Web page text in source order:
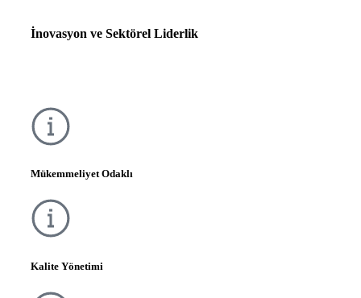
İnovasyon ve Sektörel Liderlik
Mükemmeliyet Odaklı
Kalite Yönetimi